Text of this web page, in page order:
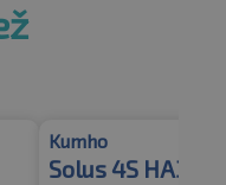
Kumho
Solus 4S HA32